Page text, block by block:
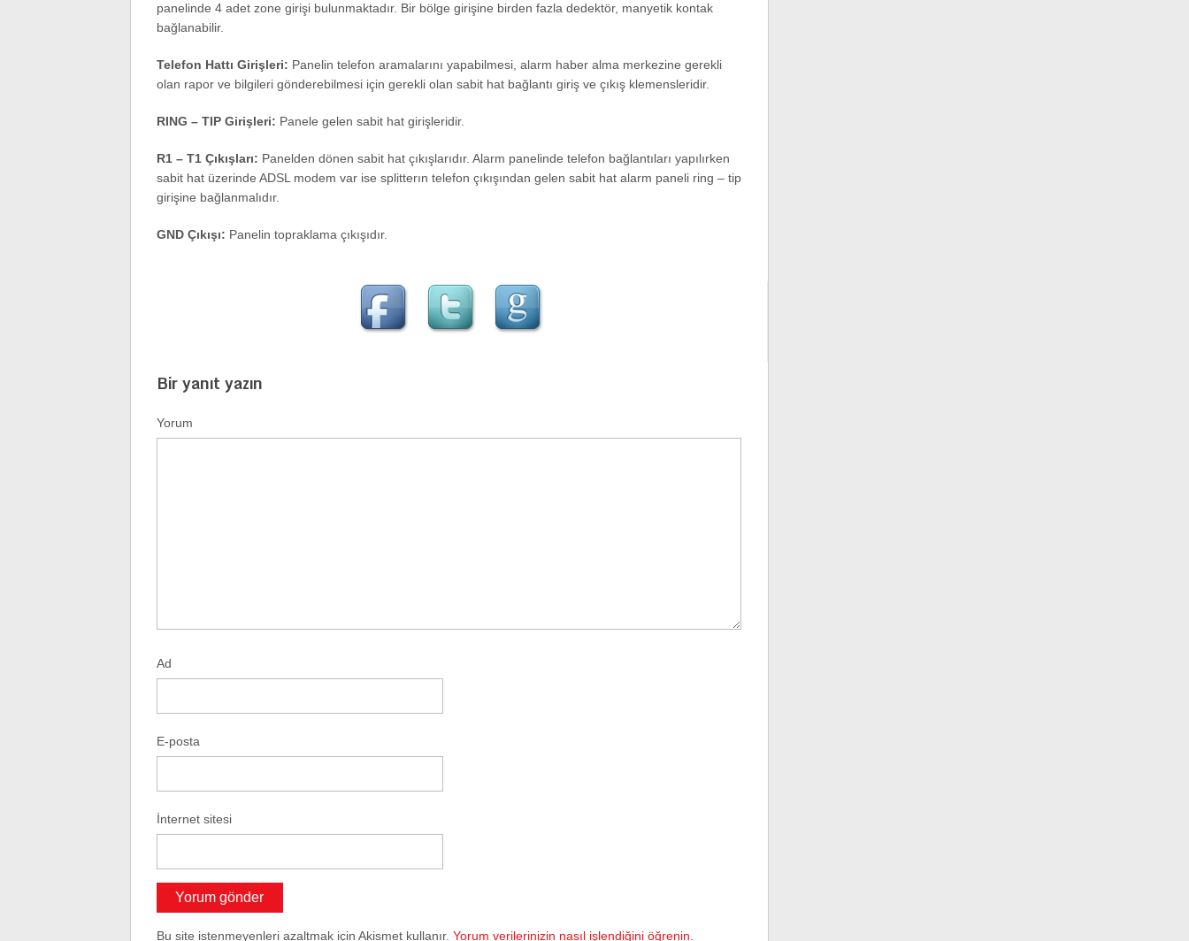
panelinde 4 adet zone girişi bulunmaktadır. Bir bölge girişine birden fazla dedektör, manyetik kontak
bağlanabilir.
Telefon Hattı Girişleri: Panelin telefon aramalarını yapabilmesi, alarm haber alma merkezine gerekli
olan rapor ve bilgileri gönderebilmesi için gerekli olan sabit hat bağlantı giriş ve çıkış klemensleridir.
RING – TIP Girişleri: Panele gelen sabit hat girişleridir.
R1 – T1 Çıkışları: Panelden dönen sabit hat çıkışlarıdır. Alarm panelinde telefon bağlantıları yapılırken
sabit hat üzerinde ADSL modem var ise splitterın telefon çıkışından gelen sabit hat alarm paneli ring – tip
girişine bağlanmalıdır.
GND Çıkışı: Panelin topraklama çıkışıdır.
Bir yanıt yazın
Yorum
Ad
E-posta
İnternet sitesi
Bu site istenmeyenleri azaltmak için Akismet kullanır. Yorum verilerinizin nasıl işlendiğini öğrenin.